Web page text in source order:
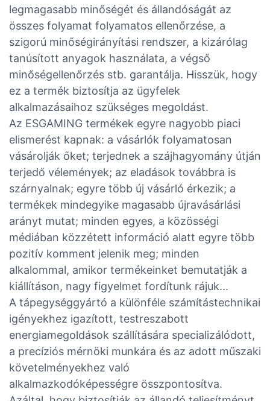
legmagasabb minőségét és állandóságát az
összes folyamat folyamatos ellenőrzése, a
szigorú minőségirányítási rendszer, a kizárólag
tanúsított anyagok használata, a végső
minőségellenőrzés stb. garantálja. Hisszük, hogy
ez a termék biztosítja az ügyfelek
alkalmazásaihoz szükséges megoldást.
Az ESGAMING termékek egyre nagyobb piaci
elismerést kapnak: a vásárlók folyamatosan
vásárolják őket; terjednek a szájhagyomány útján
terjedő vélemények; az eladások továbbra is
szárnyalnak; egyre több új vásárló érkezik; a
termékek mindegyike magasabb újravásárlási
arányt mutat; minden egyes, a közösségi
médiában közzétett információ alatt egyre több
pozitív komment jelenik meg; minden
alkalommal, amikor termékeinket bemutatják a
kiállításon, nagy figyelmet fordítunk rájuk...
A tápegységgyártó a különféle számítástechnikai
igényekhez igazított, testreszabott
energiamegoldások szállítására specializálódott,
a precíziós mérnöki munkára és az adott műszaki
követelményekhez való
alkalmazkodóképességre összpontosítva.